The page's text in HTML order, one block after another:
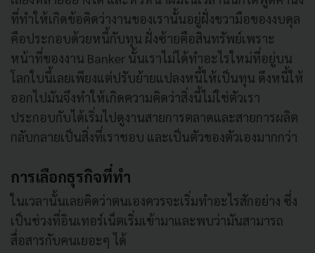
ที่ทำให้เกิดข้อคิดว่างานของเรานั้นอยู่ฝั่งขวามือของงบดุล
คือประกอบด้วยหนี้กับทุน ฝั่งซ้ายคือสินทรัพย์เพราะ
หน้าที่ของงาน Banker นั้นเราไม่ได้ทำอะไรใหม่ที่อยู่บน
โลกใบนี้เลยเพียงแต่ปรับย้ายแปลงหนี้ให้เป็นทุน ดึงหนี้ให้
ออกไปมันจึงทำให้เกิดความคิดว่าสิ่งนี้ไม่ใช่ตัวเรา
ประกอบกับได้เริ่มไปดูงานสายการตลาดและสายการผลิต
กลับกลายเป็นสิ่งที่เราชอบ และเป็นตัวของตัวเองมากกว่า
การเลือกธุรกิจที่ทำ
ในเวลานั้นเลยคิดว่าตนเองควรจะเริ่มทำอะไรสักอย่าง ซึ่ง
เป็นช่วงที่อินเทอร์เน็ตเริ่มเข้ามาและพบว่ามันสามารถ
สื่อสารกับคนเยอะๆ ได้